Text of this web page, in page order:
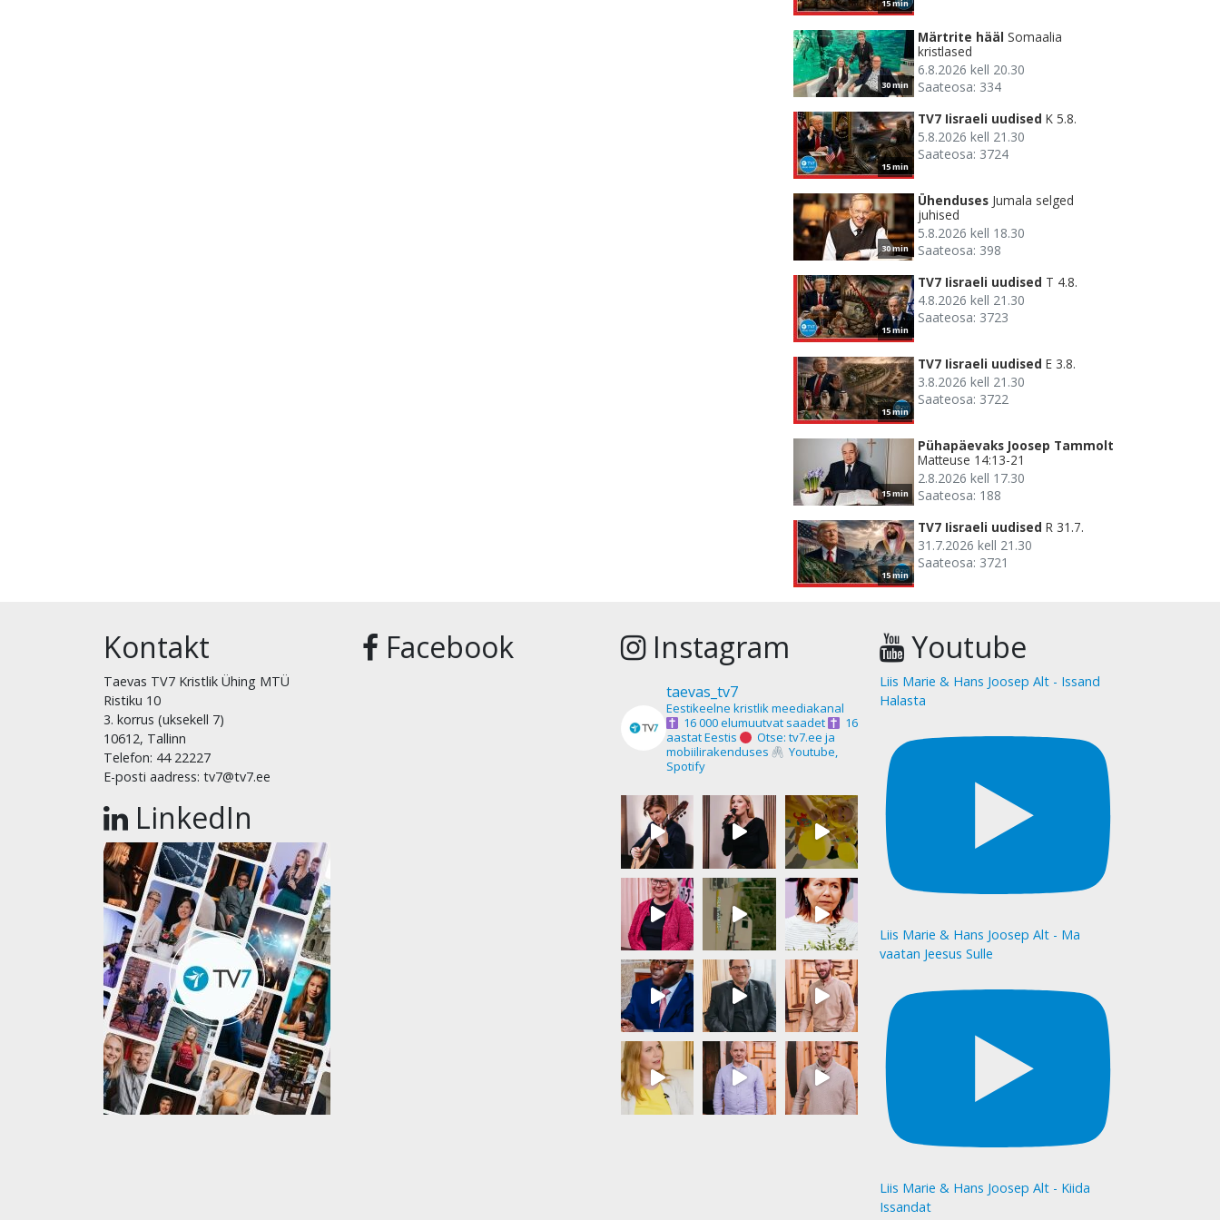
15 min
30 min
Märtrite hääl Somaalia
kristlased
6.8.2026 kell 20.30
Saateosa: 334
15 min
TV7 Iisraeli uudised K 5.8.
5.8.2026 kell 21.30
Saateosa: 3724
30 min
Ühenduses Jumala selged
juhised
5.8.2026 kell 18.30
Saateosa: 398
15 min
TV7 Iisraeli uudised T 4.8.
4.8.2026 kell 21.30
Saateosa: 3723
15 min
TV7 Iisraeli uudised E 3.8.
3.8.2026 kell 21.30
Saateosa: 3722
15 min
Pühapäevaks Joosep Tammolt
Matteuse 14:13-21
2.8.2026 kell 17.30
Saateosa: 188
15 min
TV7 Iisraeli uudised R 31.7.
31.7.2026 kell 21.30
Saateosa: 3721
Kontakt
Taevas TV7 Kristlik Ühing MTÜ
Ristiku 10
3. korrus (uksekell 7)
10612, Tallinn
Telefon: 44 22227
E-posti aadress: tv7@tv7.ee
LinkedIn
Facebook Instagram
taevas_tv7
Eestikeelne kristlik meediakanal
16 000 elumuutvat saadet
16
aastat Eestis
Otse: tv7.ee ja
mobiilirakenduses
Youtube,
Spotify
Youtube
Liis Marie & Hans Joosep Alt - Issand
Halasta
Liis Marie & Hans Joosep Alt - Ma
vaatan Jeesus Sulle
Liis Marie & Hans Joosep Alt - Kiida
Issandat